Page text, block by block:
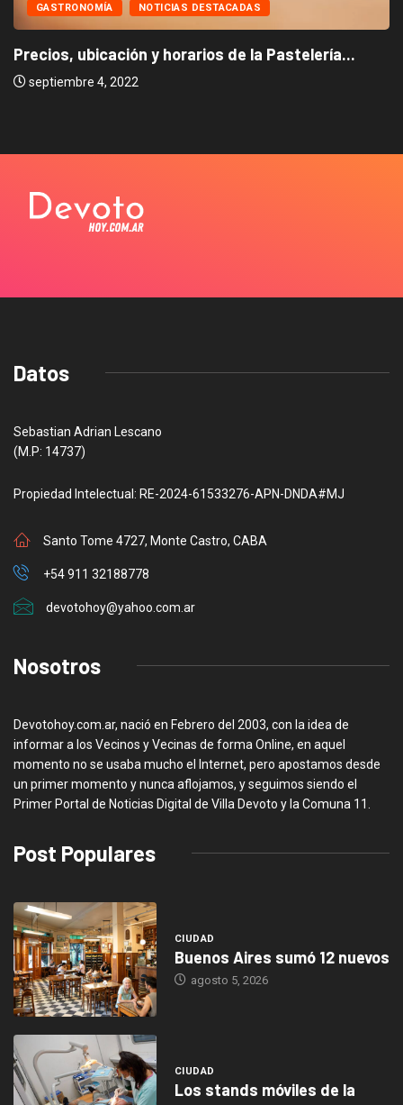
GASTRONOMÍA NOTICIAS DESTACADAS
Precios, ubicación y horarios de la Pastelería...
septiembre 4, 2022
Datos
Sebastian Adrian Lescano
(M.P: 14737)
Propiedad Intelectual: RE-2024-61533276-APN-DNDA#MJ
Santo Tome 4727, Monte Castro, CABA
+54 911 32188778
devotohoy@yahoo.com.ar
Nosotros
Devotohoy.com.ar, nació en Febrero del 2003, con la idea de
informar a los Vecinos y Vecinas de forma Online, en aquel
momento no se usaba mucho el Internet, pero apostamos desde
un primer momento y nunca aflojamos, y seguimos siendo el
Primer Portal de Noticias Digital de Villa Devoto y la Comuna 11.
Post Populares
CIUDAD
Buenos Aires sumó 12 nuevos
agosto 5, 2026
CIUDAD
Los stands móviles de la